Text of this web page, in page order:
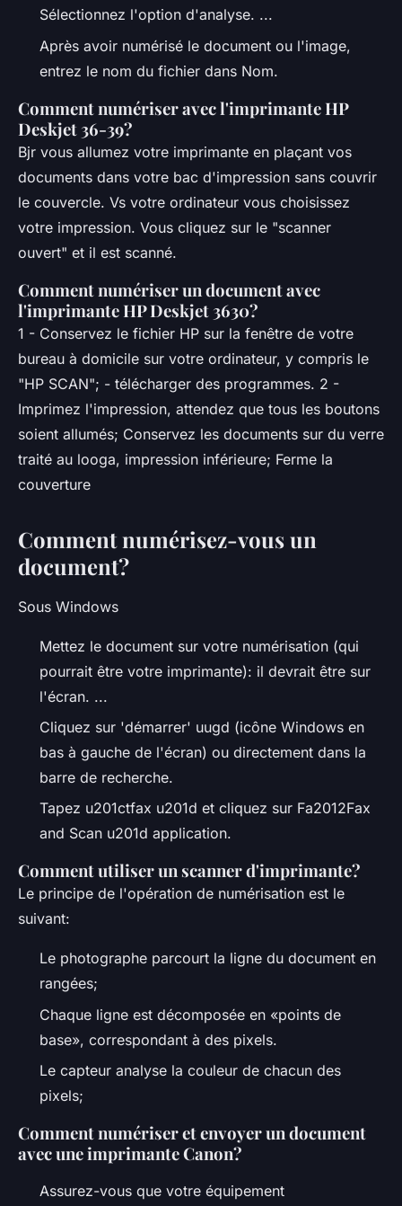
Sélectionnez l'option d'analyse. ...
Après avoir numérisé le document ou l'image,
entrez le nom du fichier dans Nom.
Comment numériser avec l'imprimante HP
Deskjet 36-39?
Bjr vous allumez votre imprimante en plaçant vos
documents dans votre bac d'impression sans couvrir
le couvercle. Vs votre ordinateur vous choisissez
votre impression. Vous cliquez sur le "scanner
ouvert" et il est scanné.
Comment numériser un document avec
l'imprimante HP Deskjet 3630?
1 - Conservez le fichier HP sur la fenêtre de votre
bureau à domicile sur votre ordinateur, y compris le
"HP SCAN"; - télécharger des programmes. 2 -
Imprimez l'impression, attendez que tous les boutons
soient allumés; Conservez les documents sur du verre
traité au looga, impression inférieure; Ferme la
couverture
Comment numérisez-vous un
document?
Sous Windows
Mettez le document sur votre numérisation (qui
pourrait être votre imprimante): il devrait être sur
l'écran. ...
Cliquez sur 'démarrer' uugd (icône Windows en
bas à gauche de l'écran) ou directement dans la
barre de recherche.
Tapez u201ctfax u201d et cliquez sur Fa2012Fax
and Scan u201d application.
Comment utiliser un scanner d'imprimante?
Le principe de l'opération de numérisation est le
suivant:
Le photographe parcourt la ligne du document en
rangées;
Chaque ligne est décomposée en «points de
base», correspondant à des pixels.
Le capteur analyse la couleur de chacun des
pixels;
Comment numériser et envoyer un document
avec une imprimante Canon?
Assurez-vous que votre équipement